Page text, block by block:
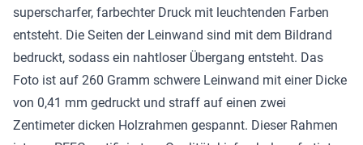
superscharfer, farbechter Druck mit leuchtenden Farben
entsteht. Die Seiten der Leinwand sind mit dem Bildrand
bedruckt, sodass ein nahtloser Übergang entsteht. Das
Foto ist auf 260 Gramm schwere Leinwand mit einer Dicke
von 0,41 mm gedruckt und straff auf einen zwei
Zentimeter dicken Holzrahmen gespannt. Dieser Rahmen